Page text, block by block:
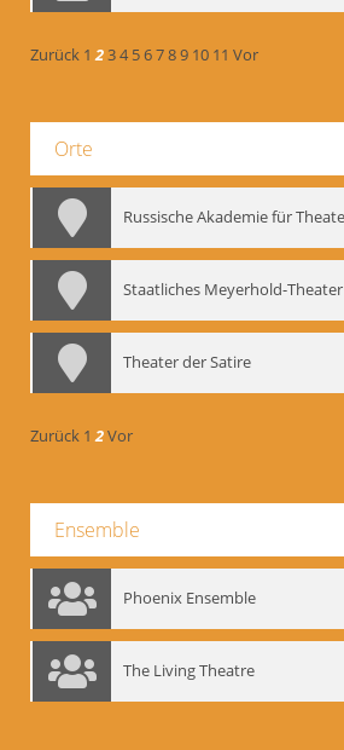
Zurück 1 234 56789 10 11 Vor
Orte
Staatliches Meyerhold-Theater
Theater der Satire
Zurück 1 2Vor
Ensemble
Phoenix Ensemble
The Living Theatre